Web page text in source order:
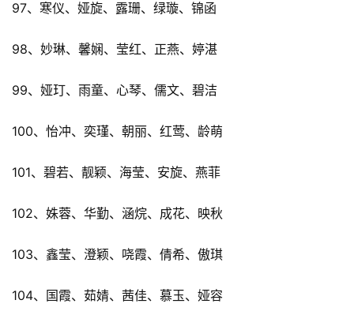
97、寒仪、娅旋、露珊、绿璇、锦函
98、妙琳、馨娴、莹红、正燕、婷湛
99、娅玎、雨童、心琴、儒文、碧洁
100、怡冲、奕瑾、朝丽、红莺、龄萌
101、碧若、靓颖、海莹、安旋、燕菲
102、姝蓉、华勤、涵烷、成花、映秋
103、鑫莹、澄颖、哓霞、倩希、傲琪
104、国霞、茹婧、茜佳、慕玉、娅容